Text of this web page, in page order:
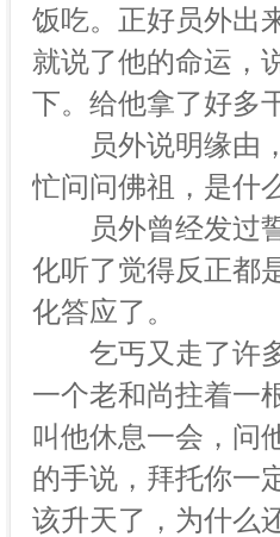
饭吃。正好员外出
就说了他的命运，
下。给他拿了好多
员外说明缘由，
忙问问佛祖，是什
员外曾经发过誓
化听了觉得反正都
化答应了。
乞丐又走了许多
一个老和尚拄着一
叫他休息一会，问
的手说，拜托你一
该升天了，为什么